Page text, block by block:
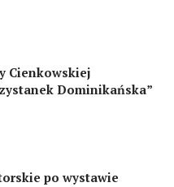
Cienkowskiej
Dominikańska”
po wystawie